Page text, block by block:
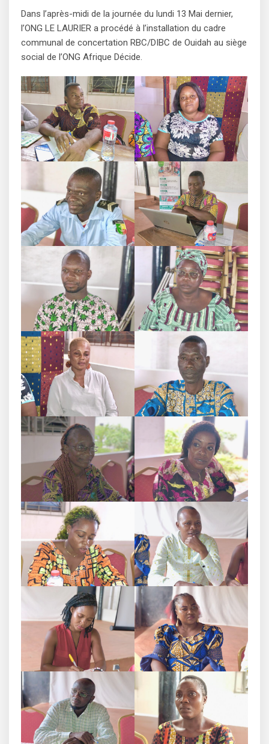
Dans l’après-midi de la journée du lundi 13 Mai dernier,
l’ONG LE LAURIER a procédé à l’installation du cadre
communal de concertation RBC/DIBC de Ouidah au siège
social de l’ONG Afrique Décide.